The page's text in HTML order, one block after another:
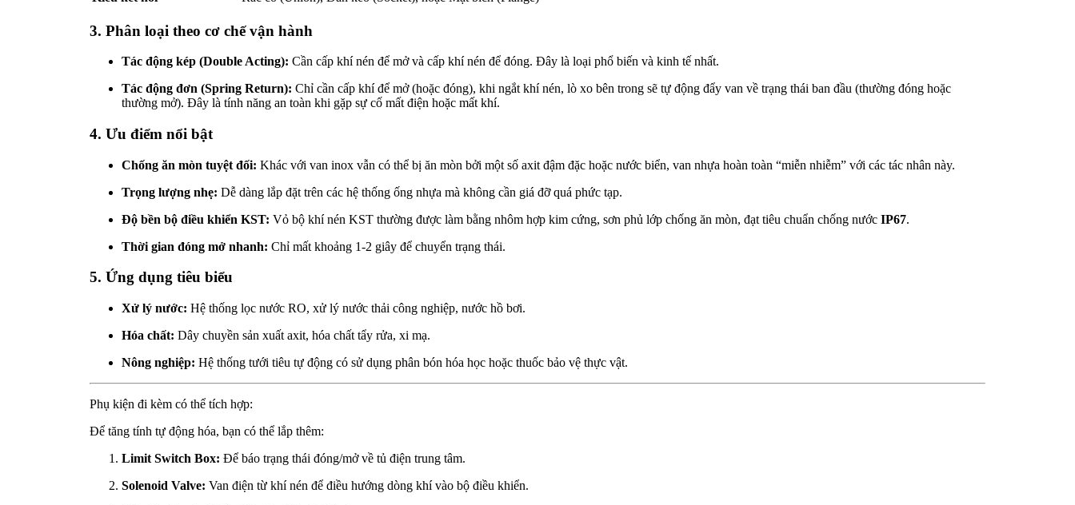
3. Phân loại theo cơ chế vận hành
Tác động kép (Double Acting): Cần cấp khí nén để mở và cấp khí nén để đóng. Đây là loại phổ biến và kinh tế nhất.
Tác động đơn (Spring Return): Chỉ cần cấp khí để mở (hoặc đóng), khi ngắt khí nén, lò xo bên trong sẽ tự động đẩy van về trạng thái ban đầu (thường đóng hoặc
thường mở). Đây là tính năng an toàn khi gặp sự cố mất điện hoặc mất khí.
4. Ưu điểm nổi bật
Chống ăn mòn tuyệt đối: Khác với van inox vẫn có thể bị ăn mòn bởi một số axit đậm đặc hoặc nước biển, van nhựa hoàn toàn “miễn nhiễm” với các tác nhân này.
Trọng lượng nhẹ: Dễ dàng lắp đặt trên các hệ thống ống nhựa mà không cần giá đỡ quá phức tạp.
Độ bền bộ điều khiển KST: Vỏ bộ khí nén KST thường được làm bằng nhôm hợp kim cứng, sơn phủ lớp chống ăn mòn, đạt tiêu chuẩn chống nước IP67.
Thời gian đóng mở nhanh: Chỉ mất khoảng 1-2 giây để chuyển trạng thái.
5. Ứng dụng tiêu biểu
Xử lý nước: Hệ thống lọc nước RO, xử lý nước thải công nghiệp, nước hồ bơi.
Hóa chất: Dây chuyền sản xuất axit, hóa chất tẩy rửa, xi mạ.
Nông nghiệp: Hệ thống tưới tiêu tự động có sử dụng phân bón hóa học hoặc thuốc bảo vệ thực vật.
Phụ kiện đi kèm có thể tích hợp:
Để tăng tính tự động hóa, bạn có thể lắp thêm:
Limit Switch Box: Để báo trạng thái đóng/mở về tủ điện trung tâm.
Solenoid Valve: Van điện từ khí nén để điều hướng dòng khí vào bộ điều khiển.